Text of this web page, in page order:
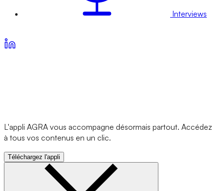
Interviews
L'appli AGRA vous accompagne désormais partout. Accédez
à tous vos contenus en un clic.
Téléchargez l'appli